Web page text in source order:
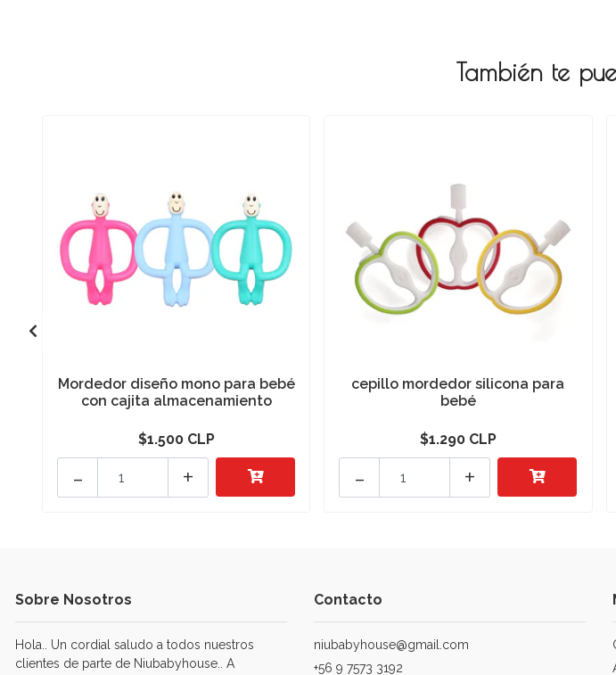
También te
Mordedor diseño mono para bebé
con cajita almacenamiento
$1.500 CLP
+
-
cepillo mordedor silicona para
bebé
$1.290 CLP
+
-
Sobre Nosotros
Hola.. Un cordial saludo a todos nuestros
clientes de parte de Niubabyhouse.. A
Contacto
niubabyhouse@gmail.com
+56 9 7573 3192